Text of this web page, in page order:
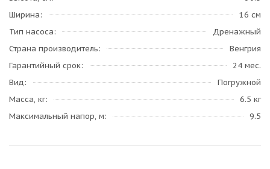
Ширина
16 см
Тип насоса
Дренажный
Страна производитель
Венгрия
Гарантийный срок
24 мес.
Вид
Погружной
Масса, кг
6.5 кг
Максимальный напор, м
9.5